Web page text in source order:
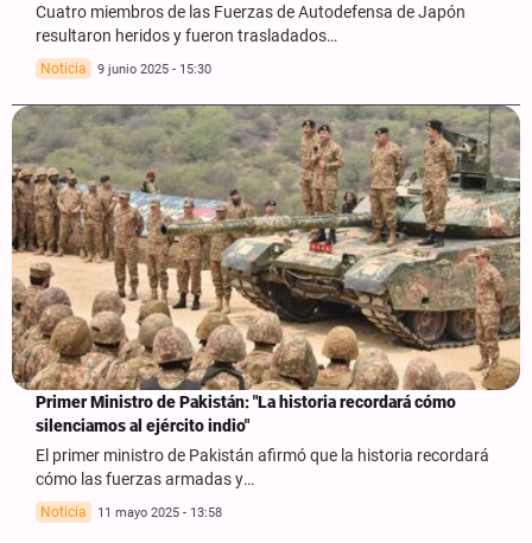
Cuatro miembros de las Fuerzas de Autodefensa de Japón
resultaron heridos y fueron trasladados…
Noticia 9 junio 2025 - 15:30
Primer Ministro de Pakistán: "La historia recordará cómo
silenciamos al ejército indio"
El primer ministro de Pakistán afirmó que la historia recordará
cómo las fuerzas armadas y…
Noticia 11 mayo 2025 - 13:58